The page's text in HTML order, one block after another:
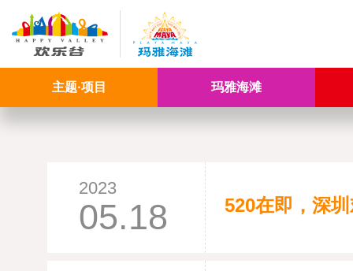
主题·项目 玛雅海滩
2023
05.18 520在即，深